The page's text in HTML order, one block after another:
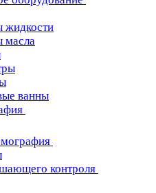
жидкости
масла
ванны
контроля